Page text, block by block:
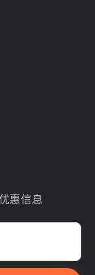
惠信息